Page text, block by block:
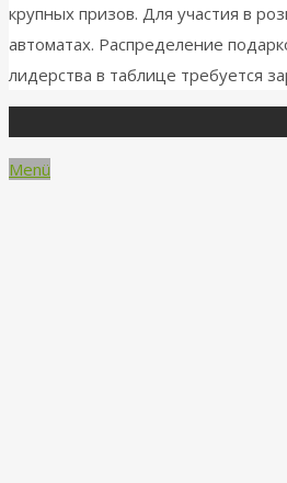
крупных призов. Для участия в
автоматах. Распределение
лидерства в таблице требуется
Menü